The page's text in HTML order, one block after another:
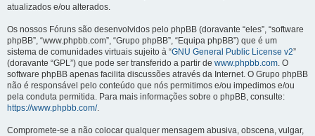
atualizados e/ou alterados.
Os nossos Fóruns são desenvolvidos pelo phpBB (doravante “eles”, “software
phpBB”, “www.phpbb.com”, “Grupo phpBB”, “Equipa phpBB”) que é um
sistema de comunidades virtuais sujeito à “GNU General Public License v2”
(doravante “GPL”) que pode ser transferido a partir de www.phpbb.com. O
software phpBB apenas facilita discussões através da Internet. O Grupo phpBB
não é responsável pelo conteúdo que nós permitimos e/ou impedimos e/ou
pela conduta permitida. Para mais informações sobre o phpBB, consulte:
https://www.phpbb.com/.
Compromete-se a não colocar qualquer mensagem abusiva, obscena, vulgar,